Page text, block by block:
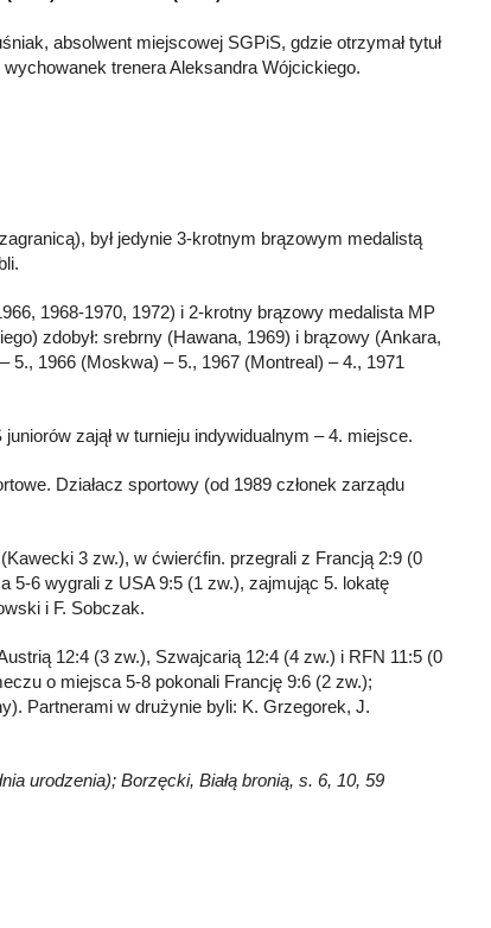
absolwent miejscowej SGPiS, gdzie otrzymał tytuł
trenera Aleksandra Wójcickiego.
był jedynie 3-krotnym brązowym medalistą
1968-1970, 1972) i 2-krotny brązowy medalista MP
zdobył: srebrny (Hawana, 1969) i brązowy (Ankara,
1966 (Moskwa) – 5., 1967 (Montreal) – 4., 1971
zajął w turnieju indywidualnym – 4. miejsce.
Działacz sportowy (od 1989 członek zarządu
3 zw.), w ćwierćfin. przegrali z Francją 2:9 (0
5-6 wygrali z USA 9:5 (1 zw.), zajmując 5. lokatę
i F. Sobczak.
12:4 (3 zw.), Szwajcarią 12:4 (4 zw.) i RFN 11:5 (0
o miejsca 5-8 pokonali Francję 9:6 (2 zw.);
Partnerami w drużynie byli: K. Grzegorek, J.
urodzenia); Borzęcki, Białą bronią, s. 6, 10, 59